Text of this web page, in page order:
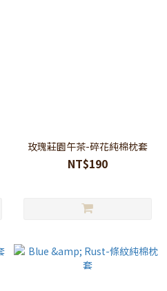
玫瑰莊園午茶-碎花純棉枕套
NT$190